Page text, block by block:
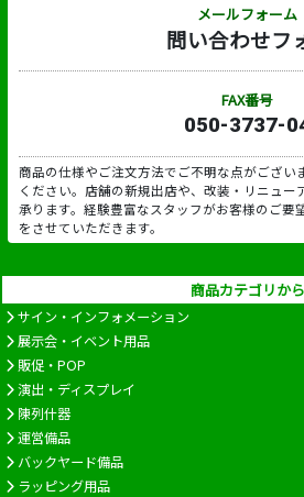
メールフォーム
問い合わせフ
FAX番号
050-3737-
商品の仕様やご注文方法でご不明な点がござい
ください。店舗の新規出店や、改装・リニュー
承ります。経験豊富なスタッフがお客様のご要
をさせていただきます。
商品カテゴリか
サイン・インフォメーション
展示会・イベント用品
販促・POP
演出・ディスプレイ
陳列什器
運営備品
バックヤード備品
ラッピング用品